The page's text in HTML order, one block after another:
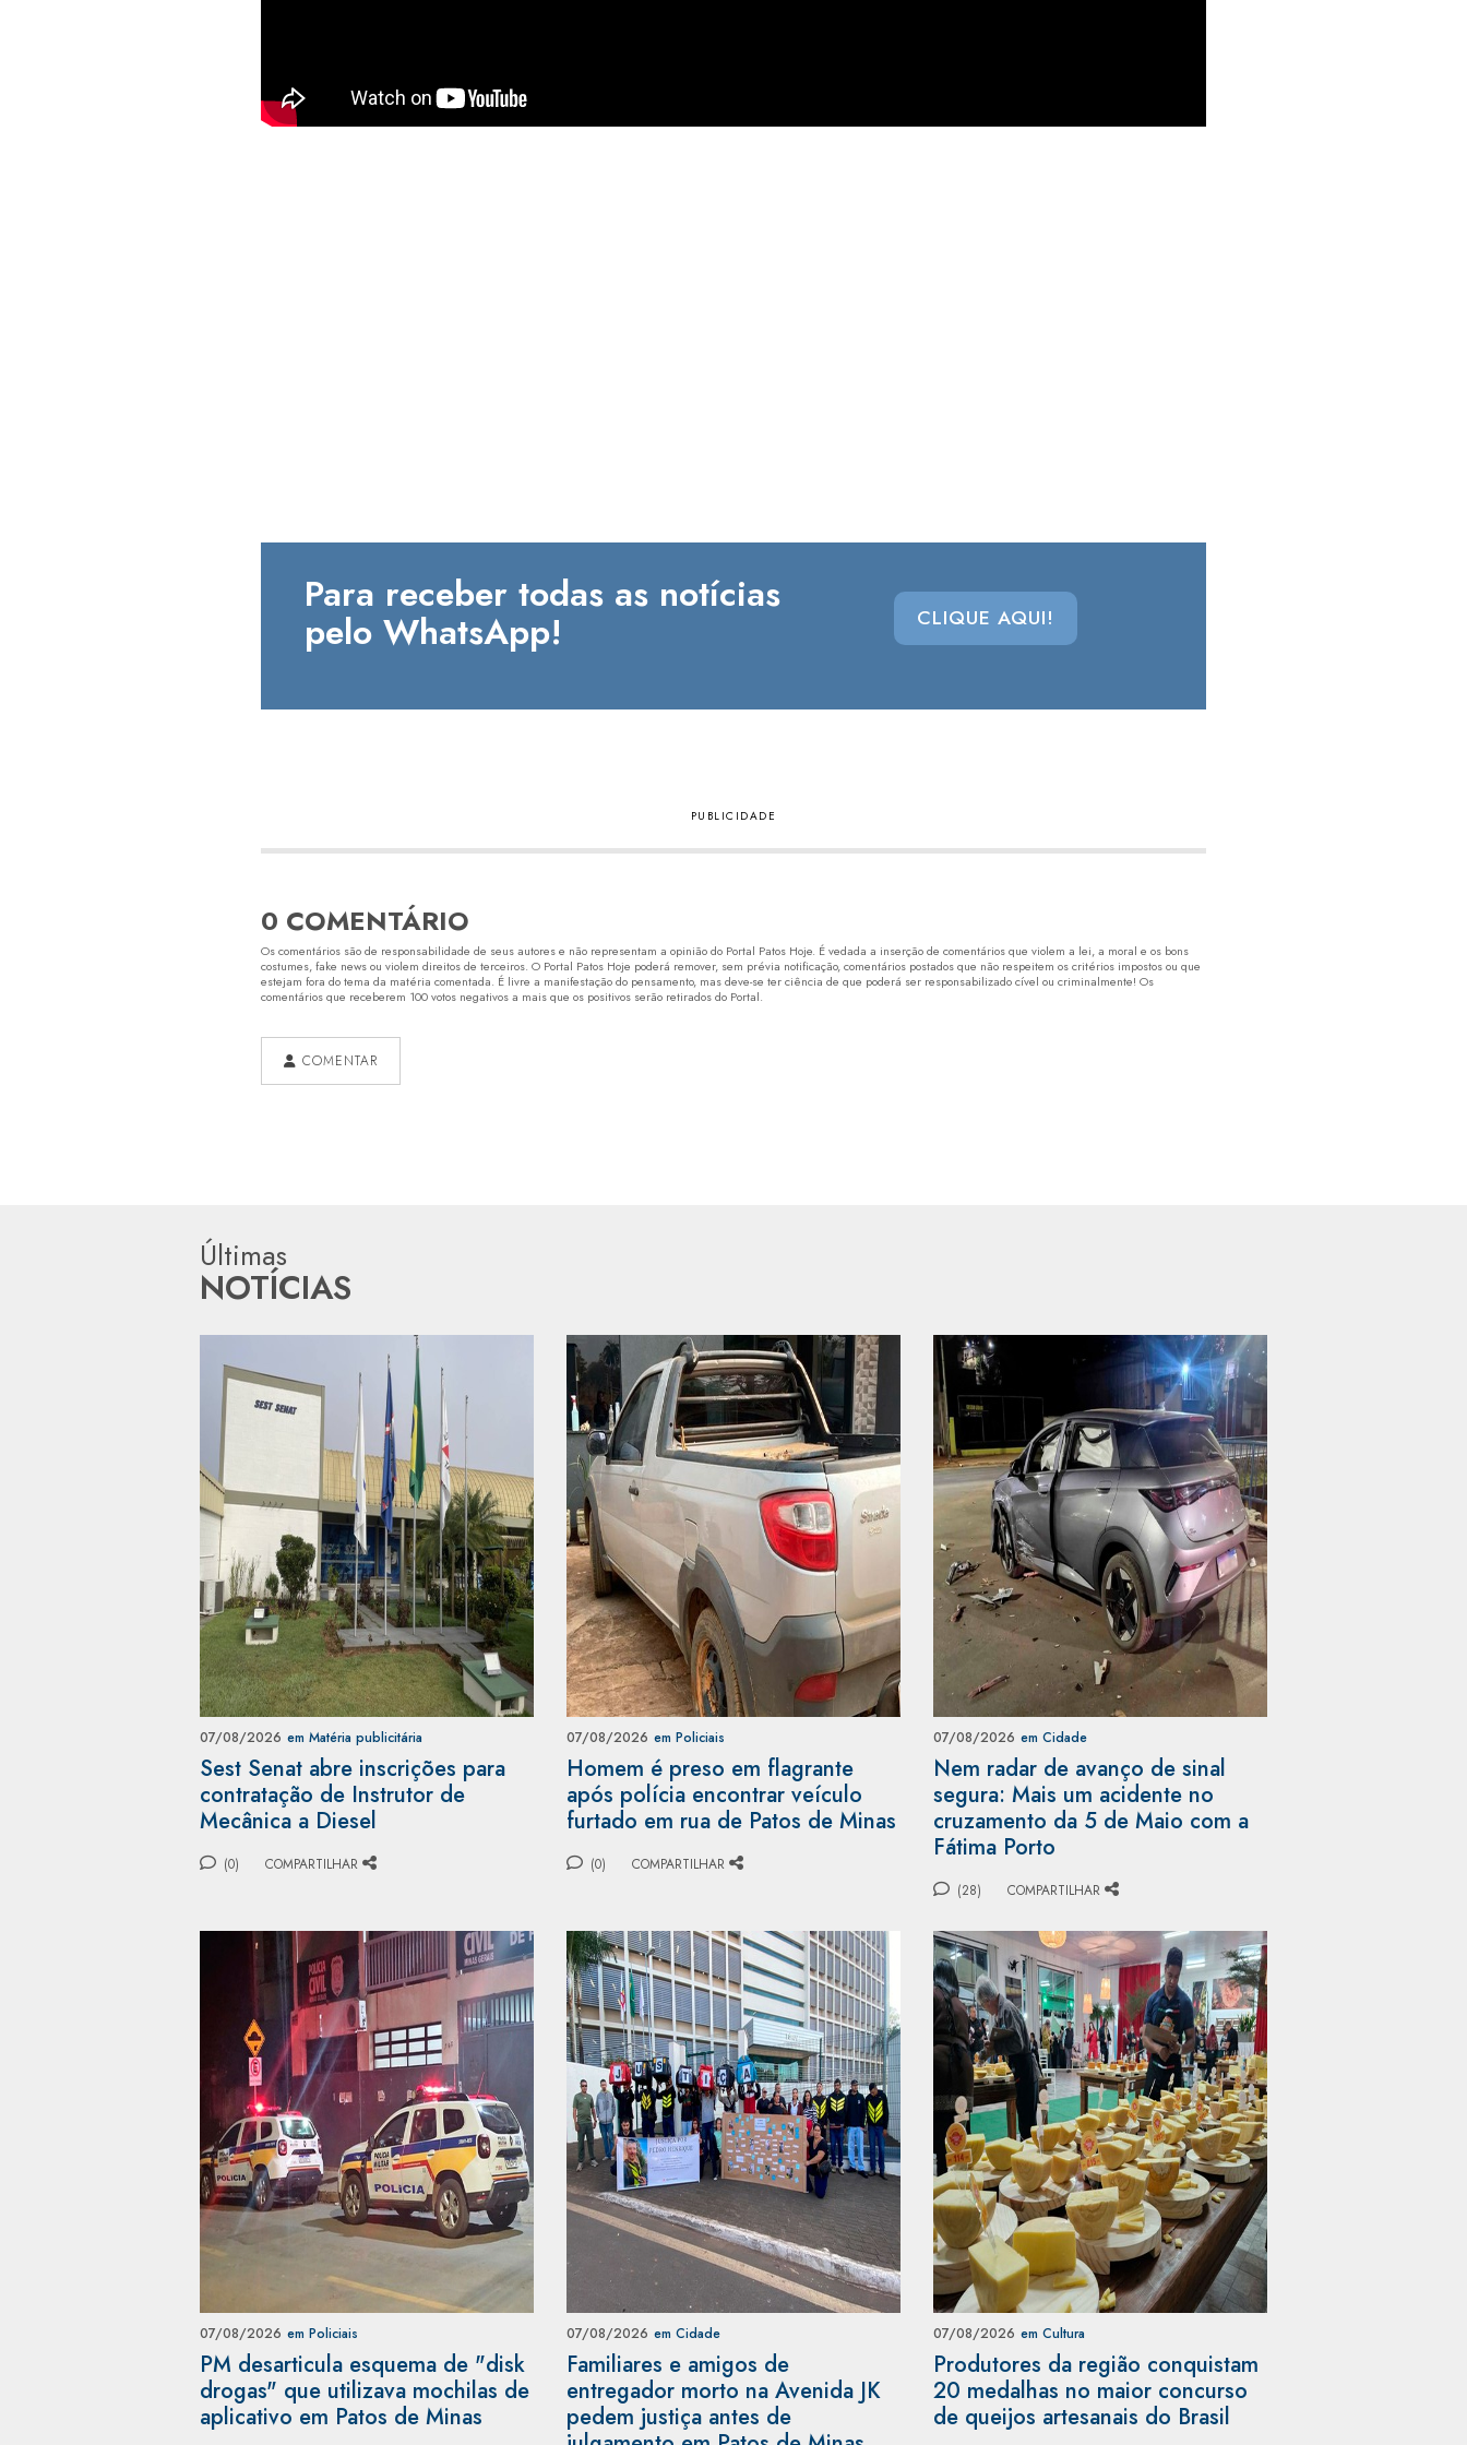
Para receber todas as notícias
pelo WhatsApp! CLIQUE AQUI!
0 COMENTÁRIO
Os comentários são de responsabilidade de seus autores e não representam a opinião do Portal Patos Hoje. É vedada a inserção de comentários que violem a lei, a moral e os bons
costumes, fake news ou violem direitos de terceiros. O Portal Patos Hoje poderá remover, sem prévia notificação, comentários postados que não respeitem os critérios impostos ou que
estejam fora do tema da matéria comentada. É livre a manifestação do pensamento, mas deve-se ter ciência de que poderá ser responsabilizado cível ou criminalmente! Os
comentários que receberem 100 votos negativos a mais que os positivos serão retirados do Portal.
COMENTAR
Últimas
NOTÍCIAS
07/08/2026 em Matéria publicitária
Sest Senat abre inscrições para
contratação de Instrutor de
Mecânica a Diesel
(0) COMPARTILHAR
07/08/2026 em Policiais
Homem é preso em flagrante
após polícia encontrar veículo
furtado em rua de Patos de Minas
(0) COMPARTILHAR
07/08/2026 em Cidade
Nem radar de avanço de sinal
segura: Mais um acidente no
cruzamento da 5 de Maio com a
Fátima Porto
(28) COMPARTILHAR
07/08/2026 em Policiais
PM desarticula esquema de "disk
drogas" que utilizava mochilas de
aplicativo em Patos de Minas
07/08/2026 em Cidade
Familiares e amigos de
entregador morto na Avenida JK
pedem justiça antes de
07/08/2026 em Cultura
Produtores da região conquistam
20 medalhas no maior concurso
de queijos artesanais do Brasil